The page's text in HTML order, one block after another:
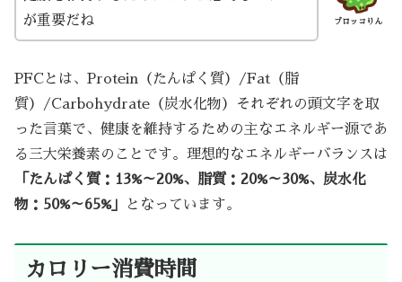
ブロッコりん
が重要だね
PFCとは、Protein（たんぱく質）/Fat（脂
質）/Carbohydrate（炭水化物）それぞれの頭文字を取
った言葉で、健康を維持するための主なエネルギー源であ
る三大栄養素のことです。理想的なエネルギーバランスは
「たんぱく質：13%～20%、脂質：20%～30%、炭水化
物：50%～65%」
となっています。
カロリー消費時間